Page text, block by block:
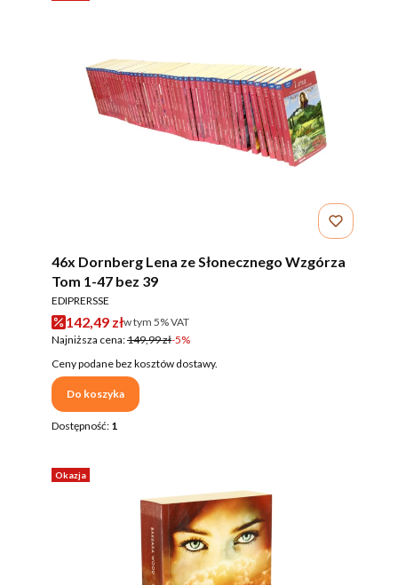
46x Dornberg Lena ze Słonecznego Wzgórza
Tom 1-47 bez 39
PRODUCENT
EDIPRERSSE
Cena promocyjna brutto
142,49 złw tym %s VAT
w tym 5%VAT
Najniższa cena:149,99 zł-5%
Ceny podane bez kosztów dostawy.
Do koszyka
Dostępność: 1
Okazja